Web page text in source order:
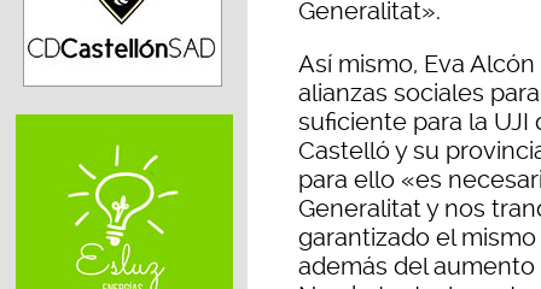
Generalitat».
Así mismo, Eva
alianzas sociales
suficiente para la
Castelló y su
para ello «es
Generalitat y nos
garantizado el
además del